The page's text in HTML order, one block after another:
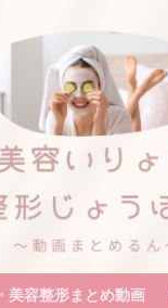
美容整形まとめ動画